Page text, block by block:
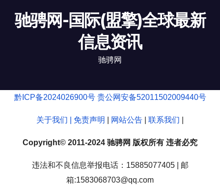
驰骋网-国际(盟擎)全球最新
信息资讯
驰骋网
黔ICP备2024026900号 贵公网安备52011502009440号
关于我们 | 免责声明 网站公告 联系我们
Copyright© 2011-2024 驰骋网 版权所有 违者必究
违法和不良信息举报电话：15885077405 | 邮
箱:1583068703@qq.com